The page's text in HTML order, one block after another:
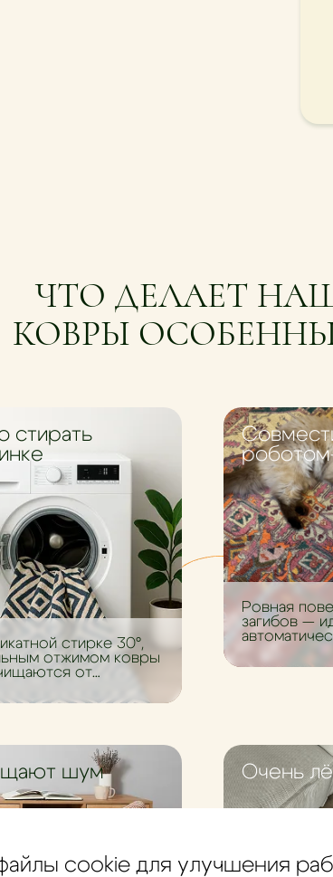
ЧТО ДЕЛАЕТ
КОВРЫ
стирать
стирке 30°,
отжимом ковры
от
Ровная
загибов —
шум Очень
cookie для улучшения